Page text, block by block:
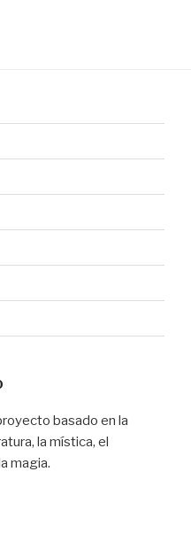
basado en la
la mística, el
magia.